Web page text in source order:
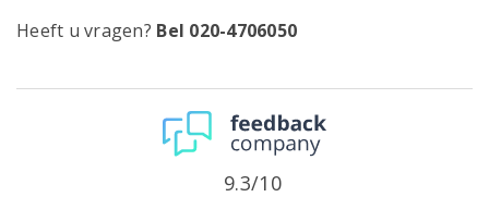
Heeft u vragen? Bel 020-4706050
9.3/10